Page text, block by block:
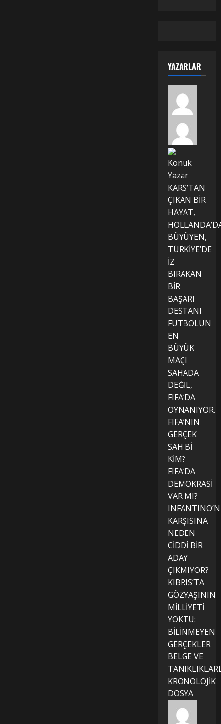
YAZARLAR
Konuk
Yazar
KARS’TAN
ÇIKAN BİR
HAYAT,
BÜYÜYEN,
TÜRKİYE’DE
İZ
BIRAKAN
BİR
BAŞARI
DESTANI
FUTBOLUN
EN
BÜYÜK
MAÇI
SAHADA
DEĞİL,
FIFA’DA
OYNANIYOR.
FIFA’NIN
GERÇEK
SAHİBİ
KİM?
FIFA’DA
DEMOKRASİ
VAR MI?
KARŞISINA
NEDEN
CİDDİ BİR
ADAY
ÇIKMIYOR?
KIBRIS’TA
GÖZYAŞININ
MİLLİYETİ
YOKTU:
BİLİNMEYEN
GERÇEKLER
BELGE VE
KRONOLOJİK
DOSYA